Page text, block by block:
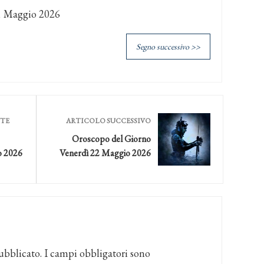
2026
Segno successivo >>
2026
ARTICOLO SUCCESSIVO
Oroscopo del Giorno
Venerdì 22 Maggio 2026
I campi obbligatori sono